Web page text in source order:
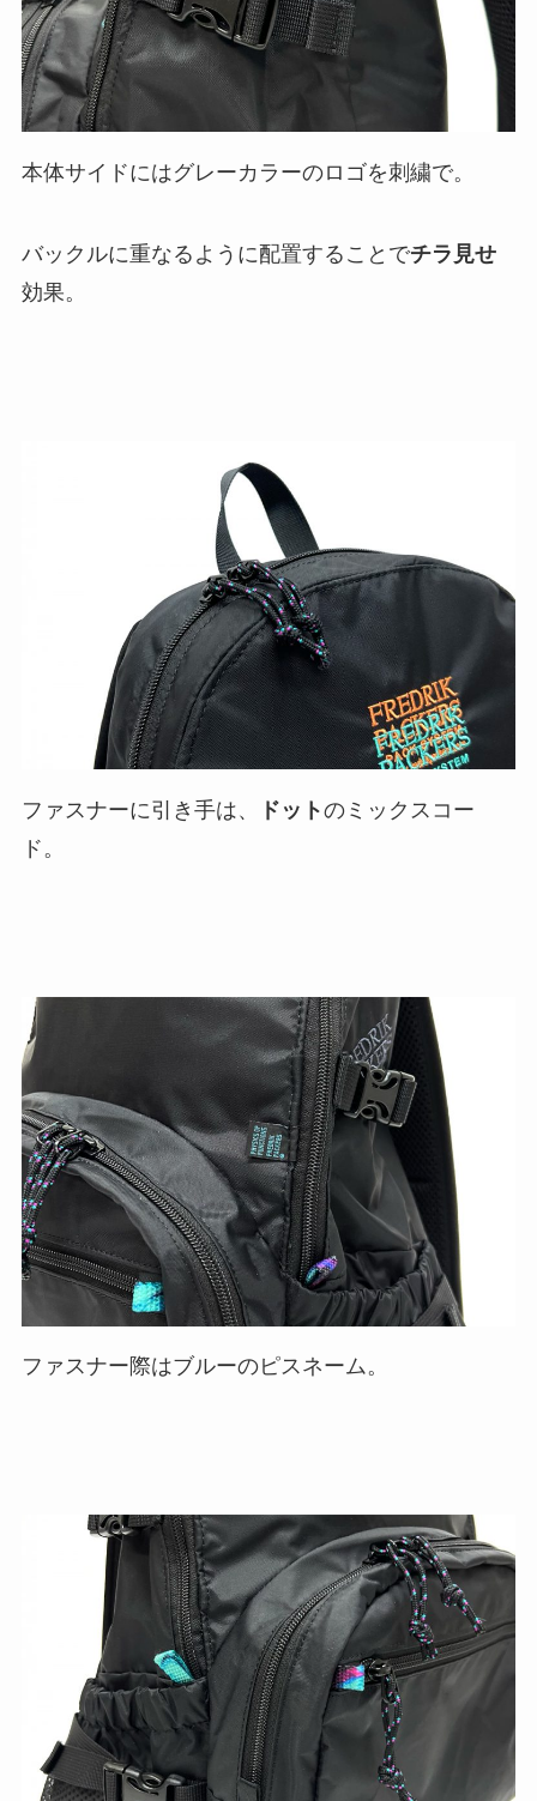
本体サイドにはグレーカラーのロゴを刺繍で。
バックルに重なるように配置することでチラ見せ
効果。
ファスナーに引き手は、 ドットのミックスコー
ド。
ファスナー際はブルーのピスネーム。